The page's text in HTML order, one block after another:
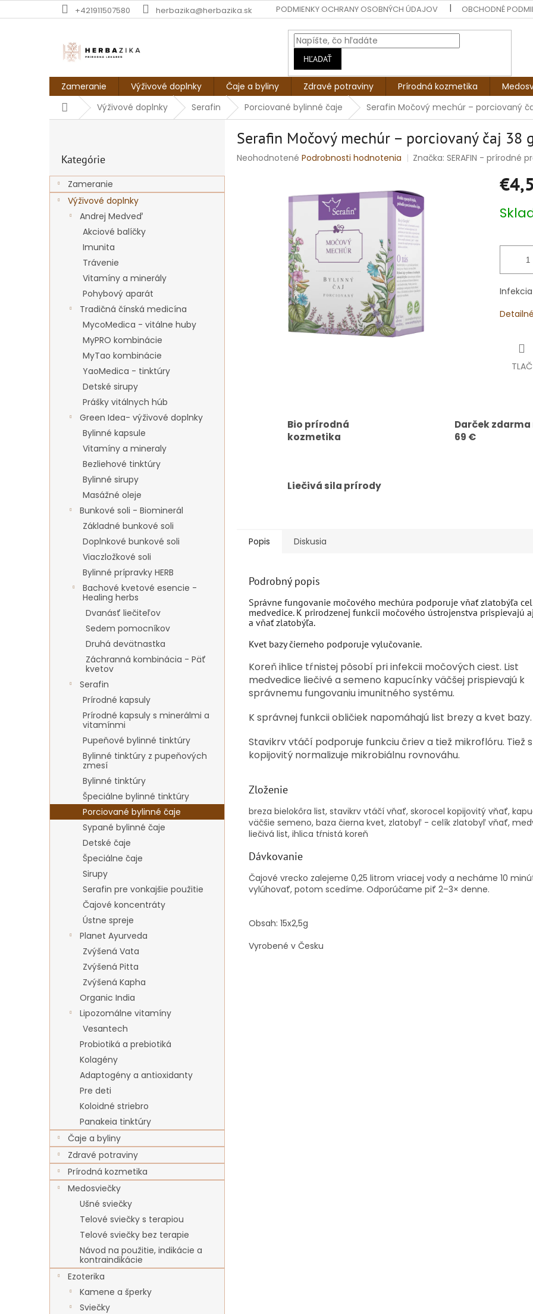
na
+421911507580 herbazika@herbazika.sk PODMIENKY OCHRANY OSOBNÝCH ÚDAJOV OBCHODNÉ
HĽADAŤ
Zameranie Výživové doplnky Čaje a byliny Zdravé potraviny Prírodná kozmetika
DomovVýživové doplnky Serafin Porciované bylinné čaje Serafin Močový mechúr – porciovaný
ý
p
kategórie
Kategórie
Zameranie
Výživové doplnky
Andrej Medveď
Akciové balíčky
Imunita
Trávenie
Vitamíny a minerály
Pohybový aparát
Tradičná čínská medicína
MycoMedica - vitálne huby
MyPRO kombinácie
MyTao kombinácie
YaoMedica - tinktúry
Detské sirupy
Prášky vitálnych húb
Green Idea- výživové doplnky
Bylinné kapsule
Vitamíny a mineraly
Bezliehové tinktúry
Bylinné sirupy
Masážné oleje
Bunkové soli - Biominerál
Základné bunkové soli
Doplnkové bunkové soli
Viaczložkové soli
Bylinné prípravky HERB
Bachové kvetové esencie -
Healing herbs
Dvanásť liečiteľov
Sedem pomocníkov
Druhá devätnastka
Záchranná kombinácia - Päť
kvetov
Serafin
Prírodné kapsuly
Prírodné kapsuly s minerálmi a
vitamínmi
Pupeňové bylinné tinktúry
Bylinné tinktúry z pupeňových
zmesí
Bylinné tinktúry
Špeciálne bylinné tinktúry
Porciované bylinné čaje
Sypané bylinné čaje
Detské čaje
Špeciálne čaje
Sirupy
Serafin pre vonkajšie použitie
Čajové koncentráty
Ústne spreje
Planet Ayurveda
Zvýšená Vata
Zvýšená Pitta
Zvýšená Kapha
Organic India
Lipozomálne vitamíny
Vesantech
Probiotiká a prebiotiká
Kolagény
Adaptogény a antioxidanty
Pre deti
Koloidné striebro
Panakeia tinktúry
Čaje a byliny
Zdravé potraviny
Prírodná kozmetika
Medosviečky
Ušné sviečky
Telové sviečky s terapiou
Telové sviečky bez terapie
Návod na použitie, indikácie a
kontraindikácie
Ezoterika
Kamene a šperky
Sviečky
Serafin Močový mechúr – porciovaný čaj 38 g
Priemerné
Neohodnotené Podrobnosti hodnotenia Značka:SERAFIN - prírodné
cena:
TLAČ
Bio prírodná
kozmetika
Darček zdarma
69 €
Liečivá sila prírody
Popis Diskusia
Podrobný popis
Správne fungovanie močového mechúra podporuje vňať zlatobýľa
medvedice. K prirodzenej funkcii močového ústrojenstva prispievajú
a vňať zlatobýľa.
Kvet bazy čierneho podporuje vylučovanie.
Koreň ihlice tŕnistej pôsobí pri infekcii močových ciest. List
medvedice liečivé a semeno kapucínky väčšej prispievajú k
správnemu fungovaniu imunitného systému.
K správnej funkcii obličiek napomáhajú list brezy a kvet bazy.
Stavikrv vtáčí podporuje funkciu čriev a tiež mikroflóru. Tiež
kopijovitý normalizuje mikrobiálnu rovnováhu.
Zloženie
breza bielokôra list, stavikrv vtáčí vňať, skorocel kopijovitý vňať,
väčšie semeno, baza čierna kvet, zlatobyľ - celík zlatobyľ vňať,
liečivá list, ihlica tŕnistá koreň
Dávkovanie
Čajové vrecko zalejeme 0,25 litrom vriacej vody a necháme 10
vylúhovať, potom scedíme. Odporúčame piť 2–3× denne.
Obsah: 15x2,5g
Vyrobené v Česku